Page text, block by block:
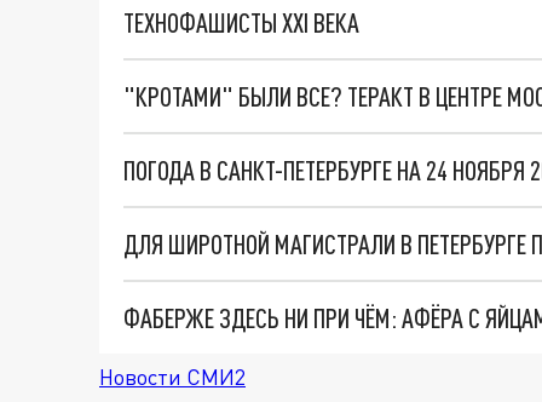
ТЕХНОФАШИСТЫ XXI ВЕКА
"КРОТАМИ" БЫЛИ ВСЕ? ТЕРАКТ В ЦЕНТРЕ
ПОГОДА В САНКТ-ПЕТЕРБУРГЕ НА 24 НОЯБРЯ
ДЛЯ ШИРОТНОЙ МАГИСТРАЛИ В
Новости СМИ2